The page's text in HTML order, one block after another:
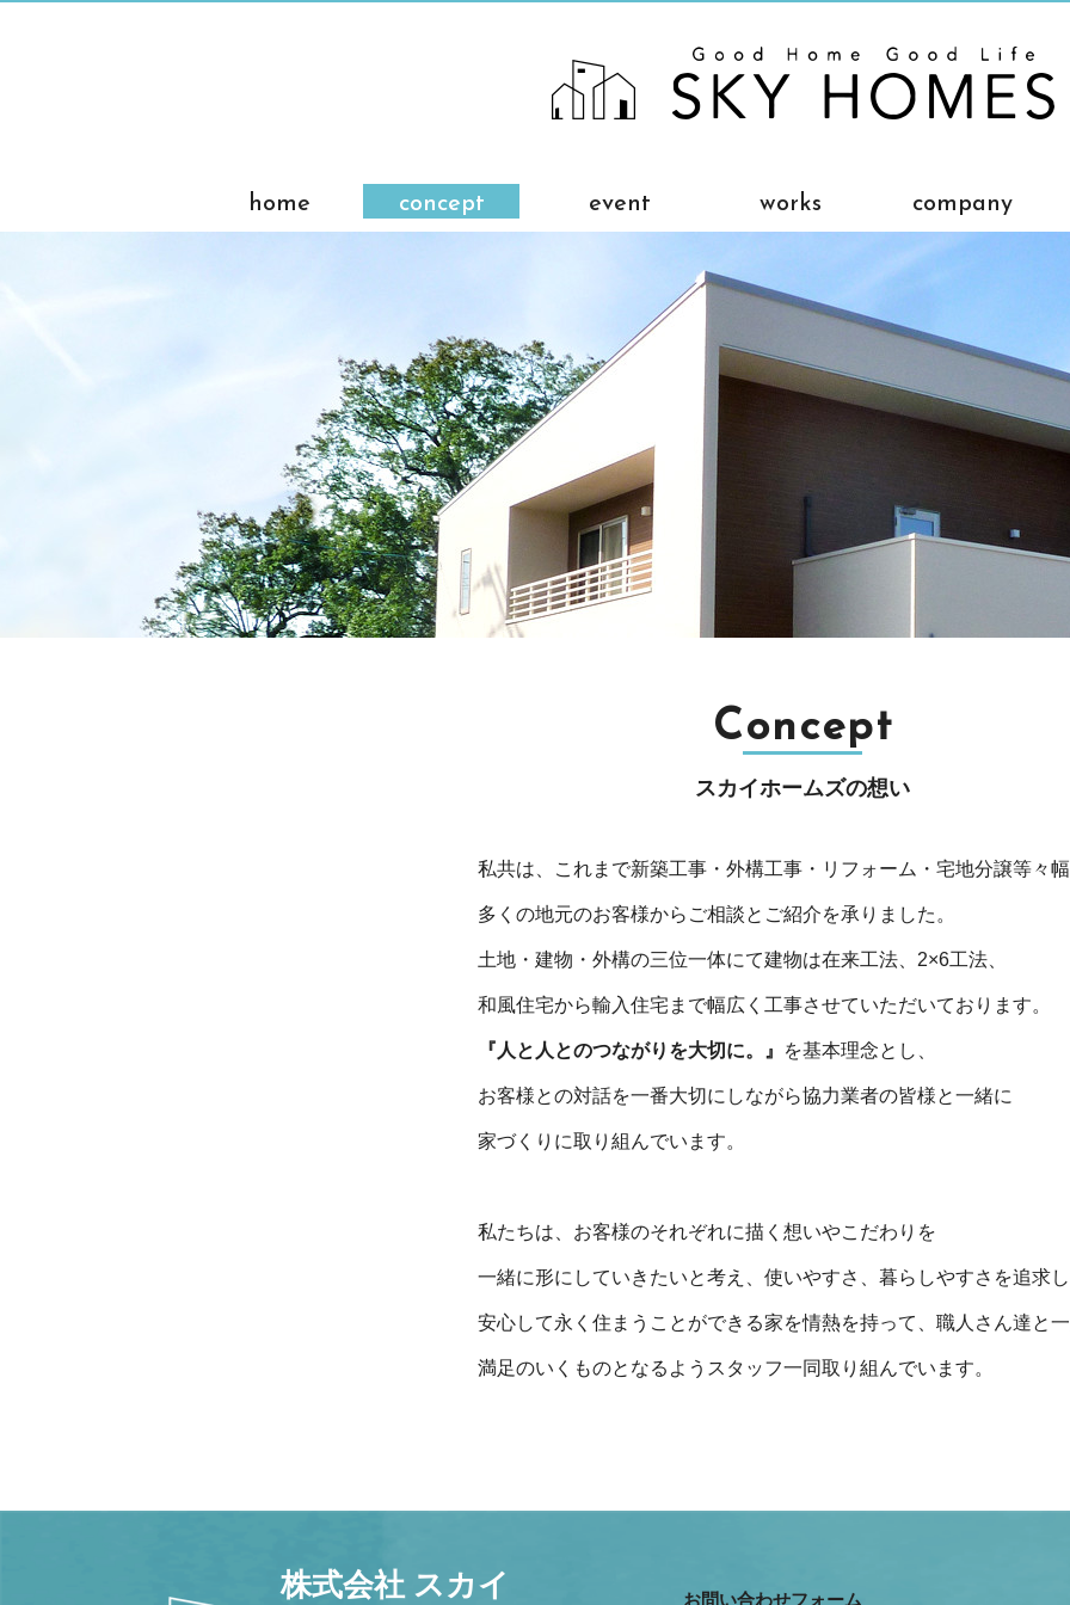
home concept event works company
Concept
スカイホームズの想い
私共は、これまで新築工事・外構工事・リフォーム・宅地分譲等々
多くの地元のお客様からご相談とご紹介を承りました。
土地・建物・外構の三位一体にて建物は在来工法、2×6工法、
和風住宅から輸入住宅まで幅広く工事させていただいております。
『人と人とのつながりを大切に。』 を基本理念とし、
お客様との対話を一番大切にしながら協力業者の皆様と一緒に
家づくりに取り組んでいます。
私たちは、お客様のそれぞれに描く想いやこだわりを
一緒に形にしていきたいと考え、使いやすさ、暮らしやすさを追求
安心して永く住まうことができる家を情熱を持って、職人さん達と
満足のいくものとなるようスタッフ一同取り組んでいます。
株式会社 スカイ お問い合わせフォーム